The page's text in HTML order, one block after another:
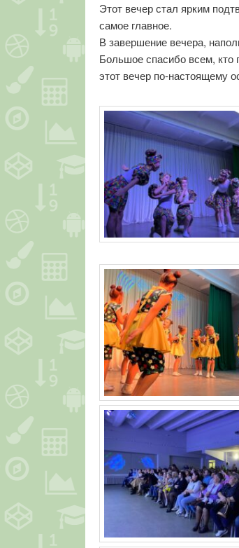
Этот вечер стал ярким
самое главное.
В завершение вечера,
Большое спасибо всем, кто
этот вечер по-настоящему